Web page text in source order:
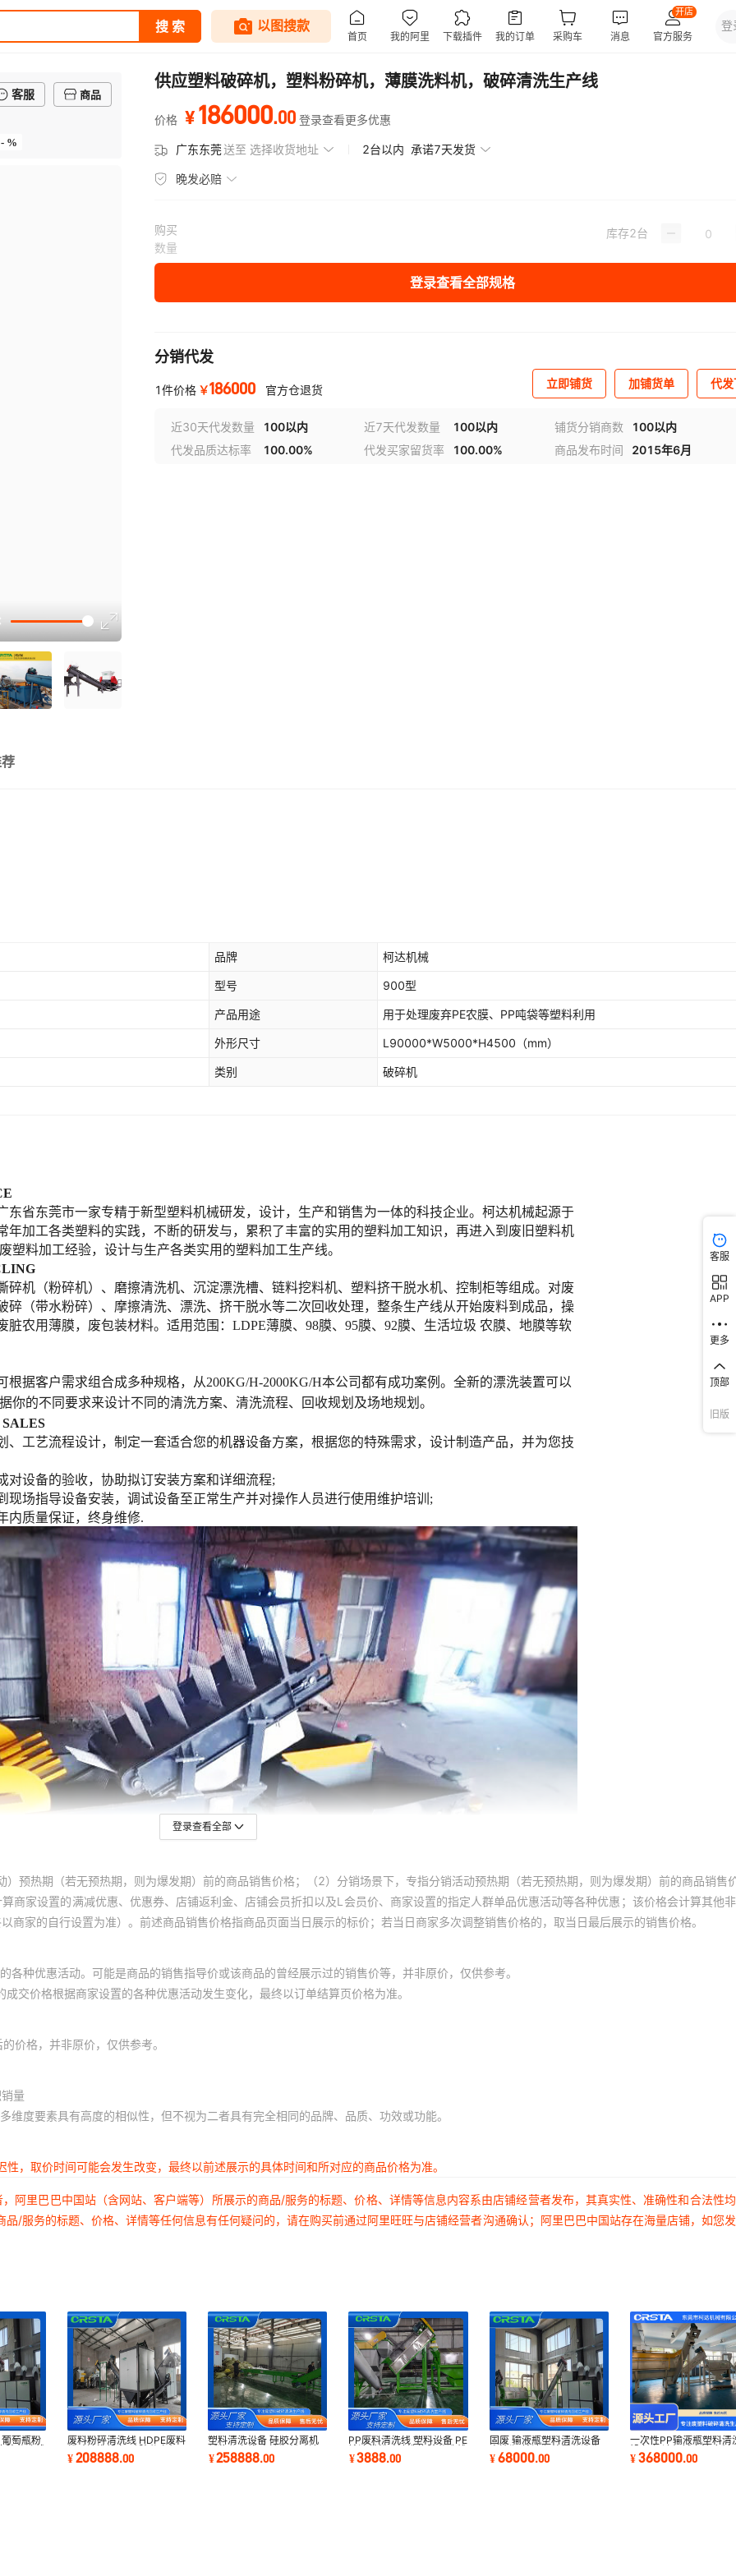
客服 商品
- %
供应塑料破碎机，塑料粉碎机，薄膜洗料机，破碎清洗生产线
价格 ¥186000.00 登录查看更多优惠
广东东莞送至 选择收货地址 2台以内 承诺7天发货
晚发必赔
购买
数量
库存2台
登录查看全部规格
分销代发
1件价格 ￥186000 官方仓退货 立即铺货 加铺货单 代
近30天代发数量 100以内 近7天代发数量 100以内 铺货分销商数
100以内
代发品质达标率
100.00% 代发买家留货率 100.00% 商品发布时间 2015年6月
品牌 柯达机械
型号 900型
产品用途 用于处理废弃PE农膜、PP吨袋等塑料利用
外形尺寸 L90000*W5000*H4500 （mm）
类别 破碎机
登录查看全部
预热期（若无预热期，则为爆发期）前的商品销售价格；（2）分销场景下，专指分销活动预热期（若无预热期，则为爆发期）前的商品销售
商家设置的满减优惠、优惠券、店铺返利金、店铺会员折扣以及L会员价、商家设置的指定人群单品优惠活动等各种优惠；该价格会计算其他
家的自行设置为准）。前述商品销售价格指商品页面当日展示的标价；若当日商家多次调整销售价格的，取当日最后展示的销售价格。
种优惠活动。可能是商品的销售指导价或该商品的曾经展示过的销售价等，并非原价，仅供参考。
交价格根据商家设置的各种优惠活动发生变化，最终以订单结算页价格为准。
价格，并非原价，仅供参考。
量
度要素具有高度的相似性，但不视为二者具有完全相同的品牌、品质、功效或功能。
，取价时间可能会发生改变，最终以前述展示的具体时间和所对应的商品价格为准。
阿里巴巴中国站（含网站、客户端等）所展示的商品/服务的标题、价格、详情等信息内容系由店铺经营者发布，其真实性、准确性和合法性
/服务的标题、价格、详情等任何信息有任何疑问的，请在购买前通过阿里旺旺与店铺经营者沟通确认；阿里巴巴中国站存在海量店铺，如您
萄瓶粉
废料粉碎清洗线 HDPE废料
粉碎清洗设备 硅胶分离机
¥208888.00
塑料清洗设备 硅胶分离机
纸浆分离线 点滴瓶粉碎清
洗分选线
¥258888.00
PP废料清洗线 塑料设备 PE
输液袋粉碎清洗橡胶分选线
¥3888.00
固废 输液瓶塑料清洗设备
点滴瓶 输液瓶处置分选生
产线
¥68000.00
一次性PP输液瓶塑料清
设备 柯达机械专注废料
¥368000.00
客服
APP
更多
顶部
旧版